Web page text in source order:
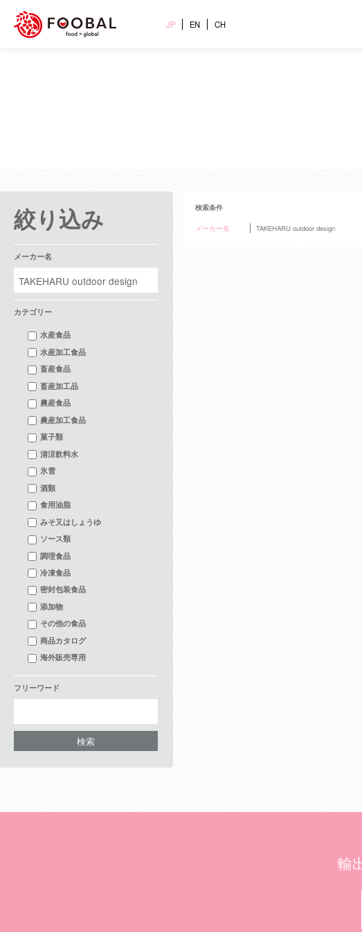
JP EN CH
絞り込み
メーカー名
カテゴリー
水産食品
水産加工食品
畜産食品
畜産加工品
農産食品
農産加工食品
菓子類
清涼飲料水
氷雪
酒類
食用油脂
みそ又はしょうゆ
ソース類
調理食品
冷凍食品
密封包装食品
添加物
その他の食品
商品カタログ
海外販売専用
フリーワード
検索条件
メーカー名 TAKEHARU outdoor design
輸